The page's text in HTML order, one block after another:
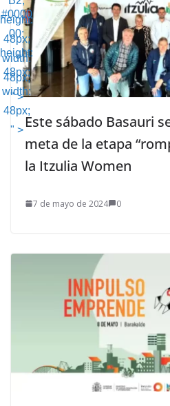
height:
48px;
width:
48px;
" >
#0000
00;
height:
48px;
width:
48px;
" > Este sábado Basauri
meta de la etapa
la Itzulia Women
7 de mayo de 2024 0